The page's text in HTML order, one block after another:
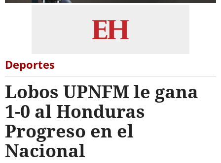
Deportes
Lobos UPNFM le gana
1-0 al Honduras
Progreso en el
Nacional